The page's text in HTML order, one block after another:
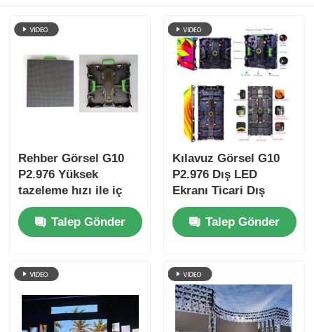
Rehber Görsel G10
P2.976 Yüksek
tazeleme hızı ile iç
mekan LED ekran,
Kiralama ve
Etkinlikler için Sert
Talep Gönder
Kılavuz Görsel G10
P2.976 Dış LED
Ekranı Ticari Dış
Uygulamalar İçin
Istikrarlı Yüksek
Parlaklık Ekranı
Talep Gönder